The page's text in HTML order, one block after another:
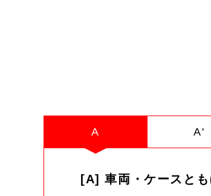
A A'
[A] 車両・ケースとも